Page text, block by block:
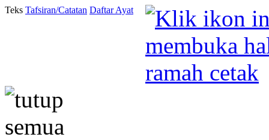
Teks Tafsiran/Catatan Daftar Ayat